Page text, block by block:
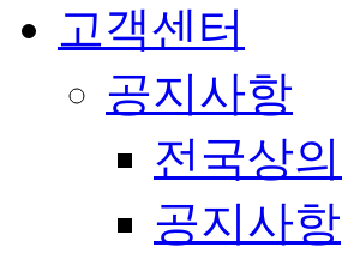
고객센터
공지사항
전국상
공지사항